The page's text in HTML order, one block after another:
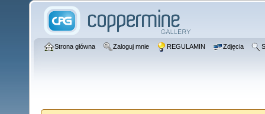
Strona główna Zaloguj mnie REGULAMIN Zdjęcia